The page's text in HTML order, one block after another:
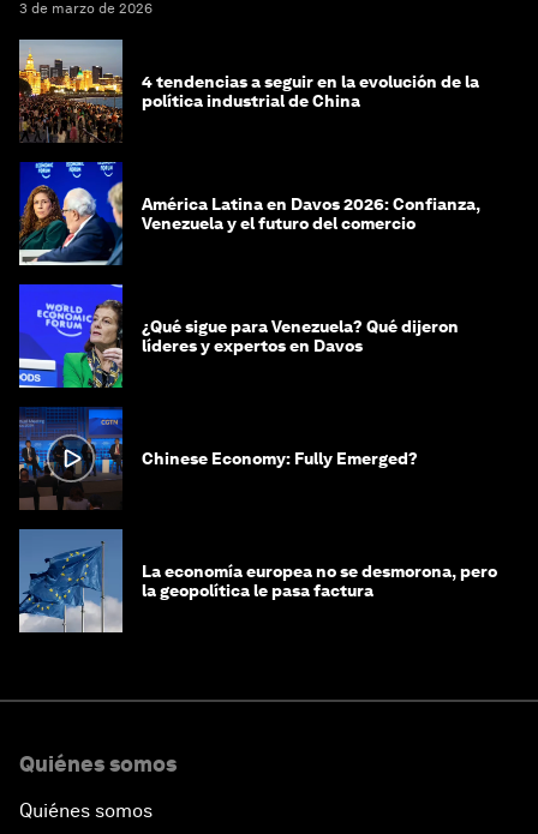
3 de marzo de 2026
4 tendencias a seguir en la evolución de la
política industrial de China
América Latina en Davos 2026: Confianza,
Venezuela y el futuro del comercio
¿Qué sigue para Venezuela? Qué dijeron
líderes y expertos en Davos
Chinese Economy: Fully Emerged?
La economía europea no se desmorona, pero
la geopolítica le pasa factura
Quiénes somos
Quiénes somos